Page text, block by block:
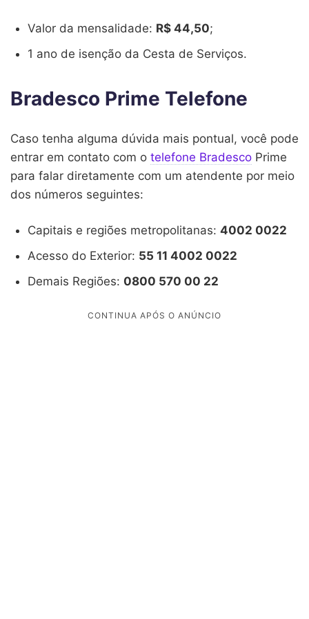
Valor da mensalidade: R$ 44,50;
1 ano de isenção da Cesta de Serviços.
Bradesco Prime Telefone
Caso tenha alguma dúvida mais pontual, você pode
entrar em contato com o telefone Bradesco Prime
para falar diretamente com um atendente por meio
dos números seguintes:
Capitais e regiões metropolitanas: 4002 0022
Acesso do Exterior: 55 11 4002 0022
Demais Regiões: 0800 570 00 22